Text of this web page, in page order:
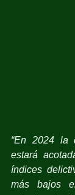
“En 2024 la
estará
índices
más bajos